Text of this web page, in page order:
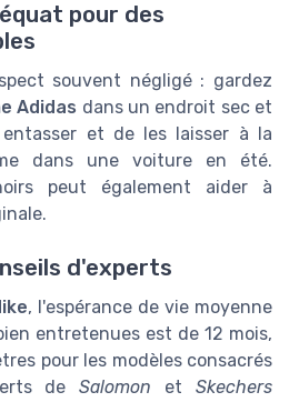
pour des
souvent négligé : gardez
Adidas dans un endroit sec et
et de les laisser à la
dans une voiture en été.
peut également aider à
d'experts
, l'espérance de vie moyenne
entretenues est de 12 mois,
pour les modèles consacrés
deSalomon etSkechers